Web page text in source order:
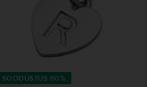
SOODUSTUS 60%